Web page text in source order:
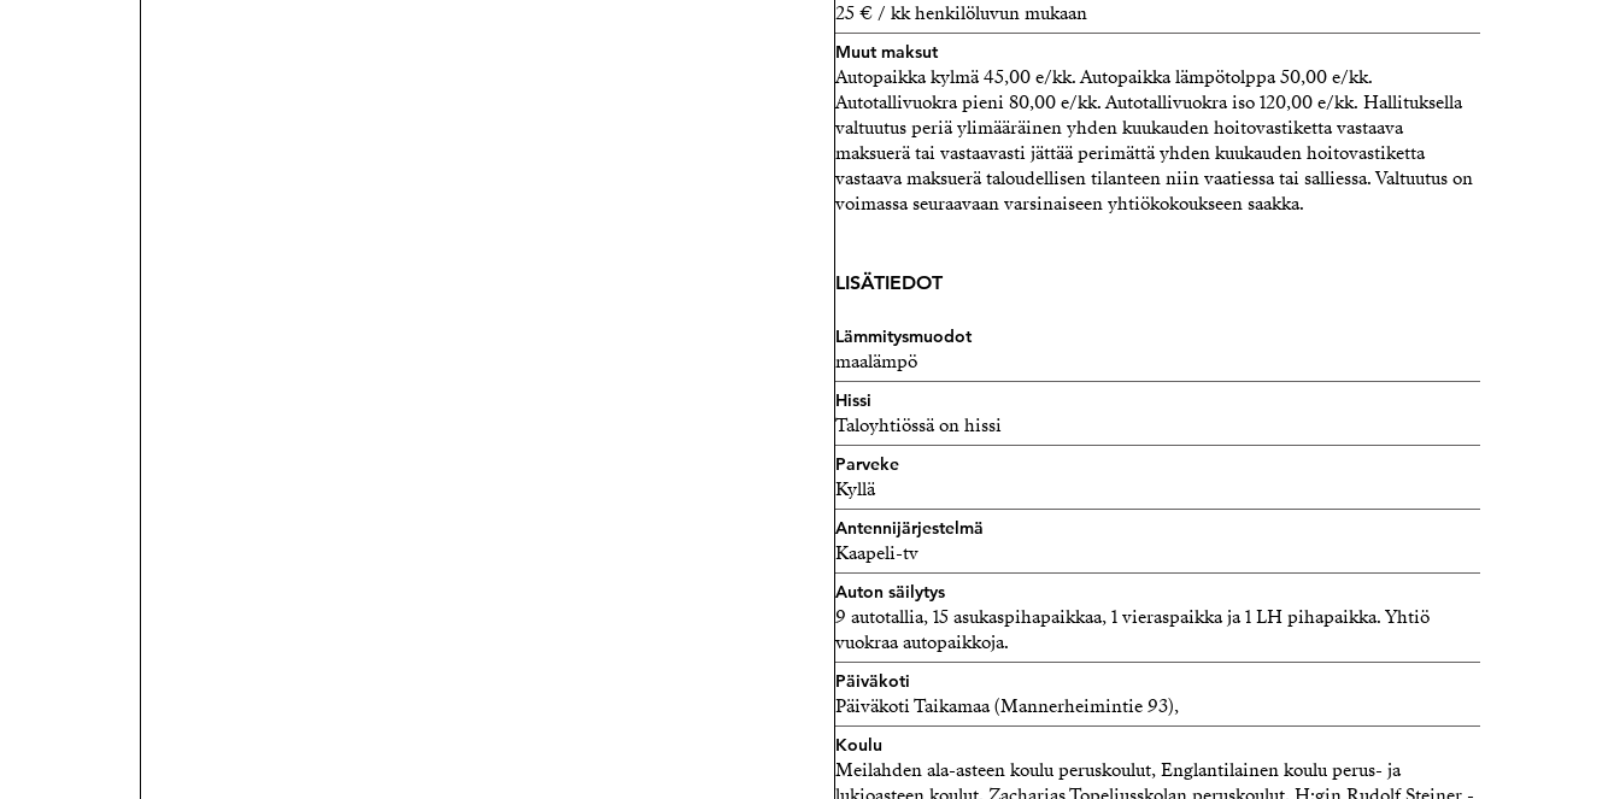
25 € / kk henkilöluvun mukaan
Muut maksut
Autopaikka kylmä 45,00 e/kk. Autopaikka lämpötolppa 50,00 e/kk.
Autotallivuokra pieni 80,00 e/kk. Autotallivuokra iso 120,00 e/kk. Hallituksella
valtuutus periä ylimääräinen yhden kuukauden hoitovastiketta vastaava
maksuerä tai vastaavasti jättää perimättä yhden kuukauden hoitovastiketta
vastaava maksuerä taloudellisen tilanteen niin vaatiessa tai salliessa. Valtuutus on
voimassa seuraavaan varsinaiseen yhtiökokoukseen saakka.
LISÄTIEDOT
Lämmitysmuodot
maalämpö
Hissi
Taloyhtiössä on hissi
Parveke
Kyllä
Antennijärjestelmä
Kaapeli-tv
Auton säilytys
9 autotallia, 15 asukaspihapaikkaa, 1 vieraspaikka ja 1 LH pihapaikka. Yhtiö
vuokraa autopaikkoja.
Päiväkoti
Päiväkoti Taikamaa (Mannerheimintie 93),
Koulu
Meilahden ala-asteen koulu peruskoulut, Englantilainen koulu perus- ja